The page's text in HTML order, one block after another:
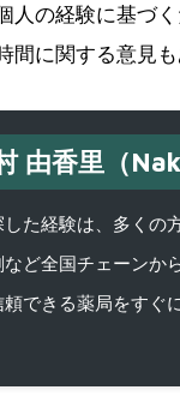
人の経験に基づ
に関する意見
由香里（
た経験は、多くの
ど全国チェーンか
できる薬局をす